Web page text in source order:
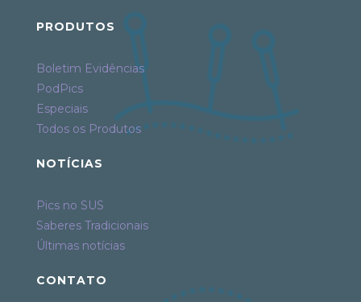
PRODUTOS
Boletim Evidências
PodPics
Especiais
Todos os Produtos
NOTÍCIAS
Pics no SUS
Saberes Tradicionais
Últimas notícias
CONTATO